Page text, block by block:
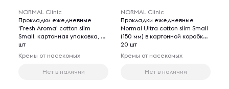
NORMAL Clinic
Прокладки ежедневные
'Fresh Aroma' cotton slim
Small, картонная упаковка, 20
шт
Кремы от насекомых
Нет в наличии
NORMAL Clinic
Прокладки ежедневные
Normal Ultra cotton slim Small
(150 мм) в картонной коробке,
20 шт
Кремы от насекомых
Нет в наличии